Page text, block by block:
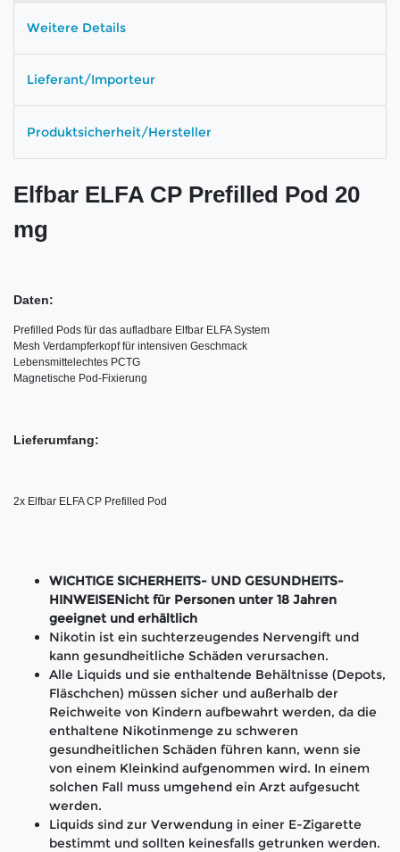
Weitere Details
Lieferant/Importeur
Produktsicherheit/Hersteller
Elfbar ELFA CP Prefilled Pod 20
mg
Daten:
Prefilled Pods für das aufladbare Elfbar ELFA System
Mesh Verdampferkopf für intensiven Geschmack
Lebensmittelechtes PCTG
Magnetische Pod-Fixierung
Lieferumfang:
2x Elfbar ELFA CP Prefilled Pod
WICHTIGE SICHERHEITS- UND GESUNDHEITS-
HINWEISENicht für Personen unter 18 Jahren
geeignet und erhältlich
Nikotin ist ein suchterzeugendes Nervengift und
kann gesundheitliche Schäden verursachen.
Alle Liquids und sie enthaltende Behältnisse (Depots,
Fläschchen) müssen sicher und außerhalb der
Reichweite von Kindern aufbewahrt werden, da die
enthaltene Nikotinmenge zu schweren
gesundheitlichen Schäden führen kann, wenn sie
von einem Kleinkind aufgenommen wird. In einem
solchen Fall muss umgehend ein Arzt aufgesucht
werden.
Liquids sind zur Verwendung in einer E-Zigarette
bestimmt und sollten keinesfalls getrunken werden.